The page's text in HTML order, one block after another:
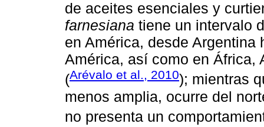
de aceites esenciales y
farnesiana tiene un intervalo
en América, desde
América, así como en África,
(Arévalo et al., 2010); mientras
menos amplia, ocurre del
no presenta un